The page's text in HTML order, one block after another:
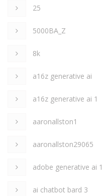
25
5000BA_Z
8k
a16z generative ai
a16z generative ai 1
aaronallston1
aaronallston29065
adobe generative ai 1
ai chatbot bard 3